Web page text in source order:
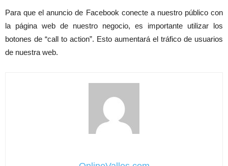
Para que el anuncio de Facebook conecte a nuestro público con
la página web de nuestro negocio, es importante utilizar los
botones de “call to action”. Esto aumentará el tráfico de usuarios
de nuestra web.